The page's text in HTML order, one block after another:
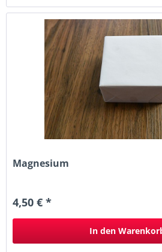
Magnesium
4,50 € *
In den